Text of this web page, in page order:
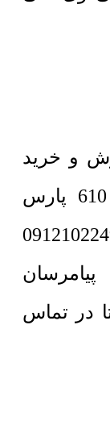
و خرید
دیوارپوش PVC کد 610 پارس
شماره 09121022495
در تماس